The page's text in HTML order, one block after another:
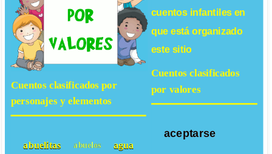
cuentos infantilesen
que está organizado
este sitio
Cuentos clasificados
por valores
aceptarse
Cuentos clasificados por
personajes y elementos
abuelitas abuelos agua